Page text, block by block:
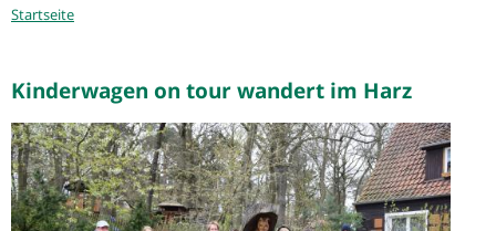
Sie
Startseite
Kinderwagen on tour wandert im Harz